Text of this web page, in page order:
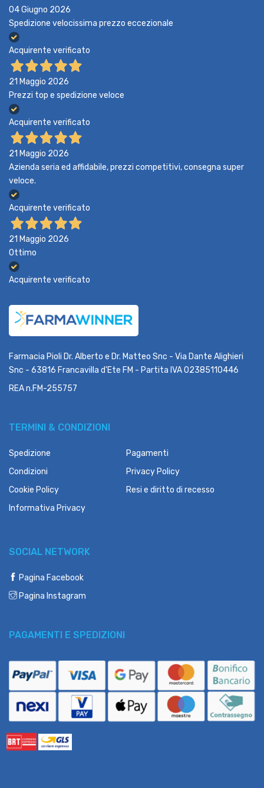
04 Giugno 2026
Spedizione velocissima prezzo eccezionale
Acquirente verificato
21 Maggio 2026
Prezzi top e spedizione veloce
Acquirente verificato
21 Maggio 2026
Azienda seria ed affidabile, prezzi competitivi, consegna super
veloce.
Acquirente verificato
21 Maggio 2026
Ottimo
Acquirente verificato
Farmacia Pioli Dr. Alberto e Dr. Matteo Snc - Via Dante Alighieri
Snc - 63816 Francavilla d'Ete FM - Partita IVA 02385110446
REA n.FM-255757
TERMINI & CONDIZIONI
Spedizione
Pagamenti
Condizioni
Privacy Policy
Cookie Policy
Resi e diritto di recesso
Informativa Privacy
SOCIAL NETWORK
Pagina Facebook
Pagina Instagram
PAGAMENTI E SPEDIZIONI